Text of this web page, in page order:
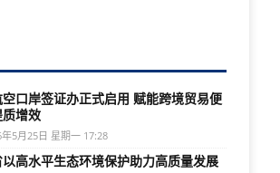
口岸签证办正式启用 赋能跨境贸易便
增效
5月25日 星期一 17:28
高水平生态环境保护助力高质量发展